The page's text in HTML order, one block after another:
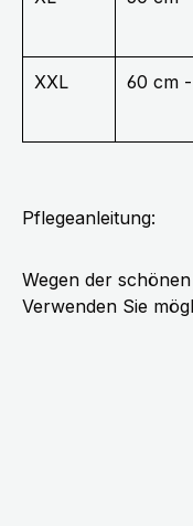
XXL 60 cm
Pflegeanleitung:
Wegen der
Verwenden Sie